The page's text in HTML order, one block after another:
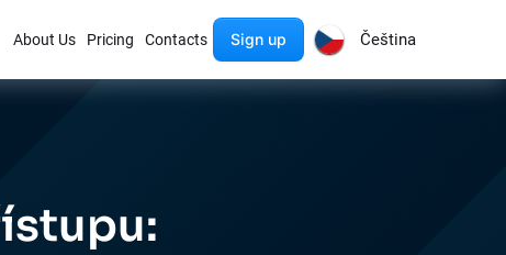
About Us Pricing Contacts Sign up Čeština